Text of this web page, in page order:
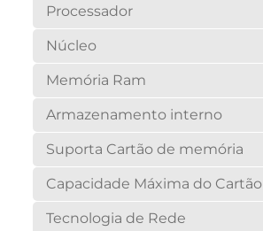
Processador
Núcleo
Memória Ram
Armazenamento interno
Suporta Cartão de memória
Capacidade Máxima do Cartão
Tecnologia de Rede